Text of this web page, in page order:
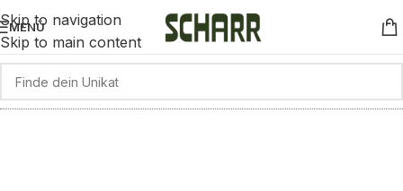
Skip to navigation
Skip to main content
MENÜ